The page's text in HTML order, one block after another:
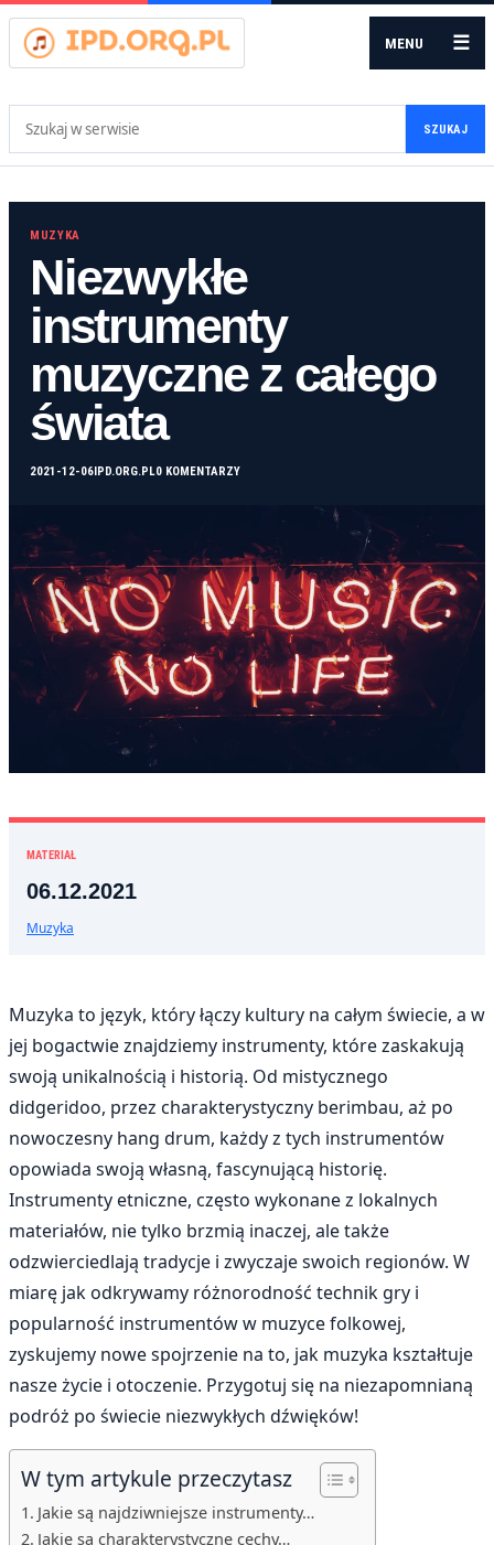
MENU ☰
SZUKAJ
MUZYKA
Niezwykłe
instrumenty
muzyczne z całego
świata
2021-12-06 IPD.ORG.PL0 KOMENTARZY
MATERIAŁ
06.12.2021
Muzyka
Muzyka to język, który łączy kultury na całym świecie, a w
jej bogactwie znajdziemy instrumenty, które zaskakują
swoją unikalnością i historią. Od mistycznego
didgeridoo, przez charakterystyczny berimbau, aż po
nowoczesny hang drum, każdy z tych instrumentów
opowiada swoją własną, fascynującą historię.
Instrumenty etniczne, często wykonane z lokalnych
materiałów, nie tylko brzmią inaczej, ale także
odzwierciedlają tradycje i zwyczaje swoich regionów. W
miarę jak odkrywamy różnorodność technik gry i
popularność instrumentów w muzyce folkowej,
zyskujemy nowe spojrzenie na to, jak muzyka kształtuje
nasze życie i otoczenie. Przygotuj się na niezapomnianą
podróż po świecie niezwykłych dźwięków!
W tym artykule przeczytasz
Jakie są najdziwniejsze instrumenty…
Jakie są charakterystyczne cechy…